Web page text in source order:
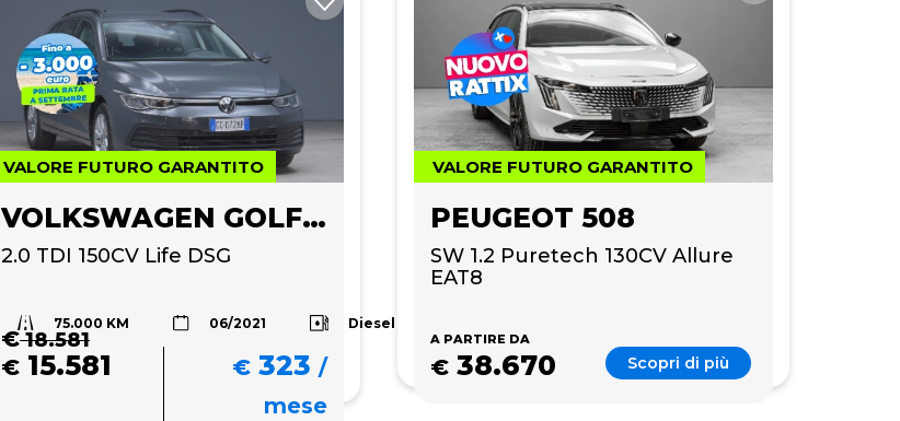
VALORE FUTURO GARANTITO
VOLKSWAGEN GOLF VARIANT
2.0 TDI 150CV Life DSG
75.000 KM 06/2021 Diesel
€18.581
€ 15.581 € 323 /
mese
VALORE FUTURO GARANTITO
PEUGEOT 508
SW 1.2 Puretech 130CV Allure
EAT8
A PARTIRE DA
€ 38.670 Scopri di più